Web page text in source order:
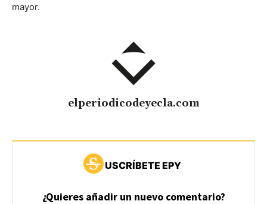
mayor.
elperiodicodeyecla.com
USCRÍBETE EPY
¿Quieres añadir un nuevo comentario?